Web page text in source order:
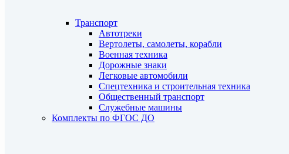
Транспорт
Автотреки
Вертолеты, самолеты, корабли
Военная техника
Дорожные знаки
Легковые автомобили
Спецтехника и строительная техника
Общественный транспорт
Служебные машины
Комплекты по ФГОС ДО